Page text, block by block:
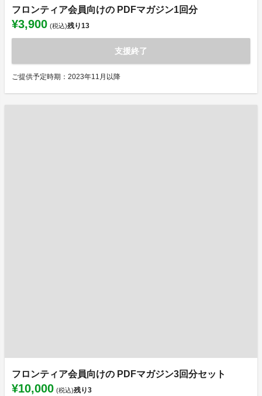
フロンティア会員向けの PDFマガジン1回分
¥3,900 (税込)残り13
支援終了
ご提供予定時期：2023年11月以降
フロンティア会員向けの PDFマガジン3回分セット
¥10,000 (税込)残り3